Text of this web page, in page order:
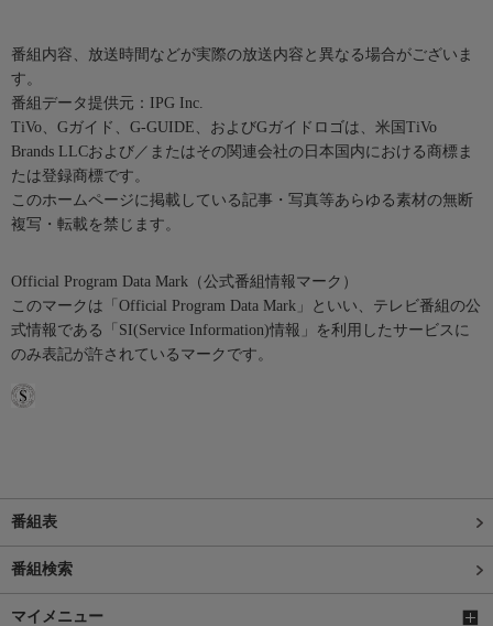
番組内容、放送時間などが実際の放送内容と異なる場合がございま
す。
番組データ提供元：IPG Inc.
TiVo、Gガイド、G-GUIDE、およびGガイドロゴは、米国TiVo
Brands LLCおよび／またはその関連会社の日本国内における商標ま
たは登録商標です。
このホームページに掲載している記事・写真等あらゆる素材の無断
複写・転載を禁じます。
Official Program Data Mark（公式番組情報マーク）
このマークは「Official Program Data Mark」といい、テレビ番組の公
式情報である「SI(Service Information)情報」を利用したサービスに
のみ表記が許されているマークです。
番組表
番組検索
マイメニュー